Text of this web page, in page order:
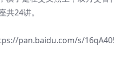
24讲。
pan.baidu.com/s/